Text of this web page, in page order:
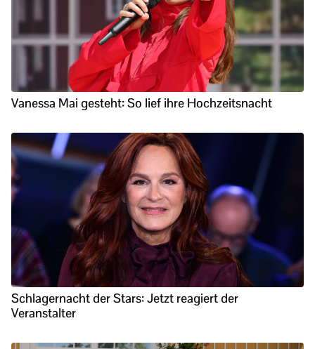
Vanessa Mai gesteht: So lief ihre Hochzeitsnacht
Schlagernacht der Stars: Jetzt reagiert der
Veranstalter